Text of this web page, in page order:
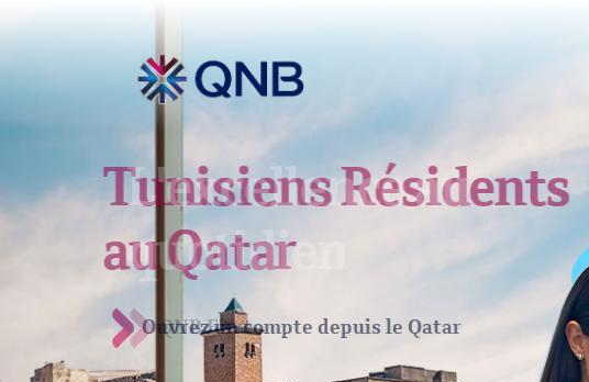
Tunisiens
au Qatar
Ouvrez un compte depuis le Qatar